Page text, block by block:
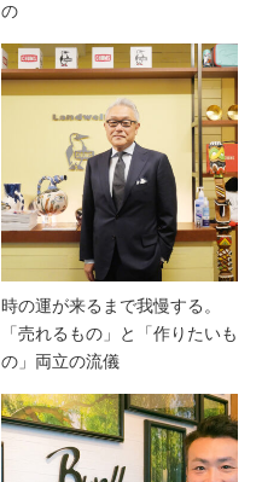
の
時の運が来るまで我慢する。
「売れるもの」と「作りたいも
の」両立の流儀